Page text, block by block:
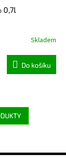
0,7l
Skladem
Do košíku